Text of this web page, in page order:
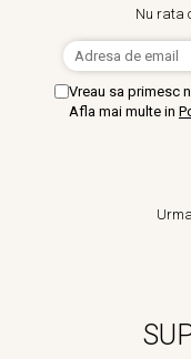
Nu rata
Vreau sa primesc
Afla mai multe in